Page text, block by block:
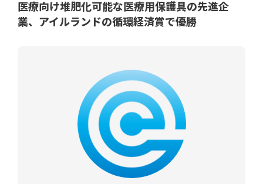
医療向け堆肥化可能な医療用保護具の先進企
業、アイルランドの循環経済賞で優勝